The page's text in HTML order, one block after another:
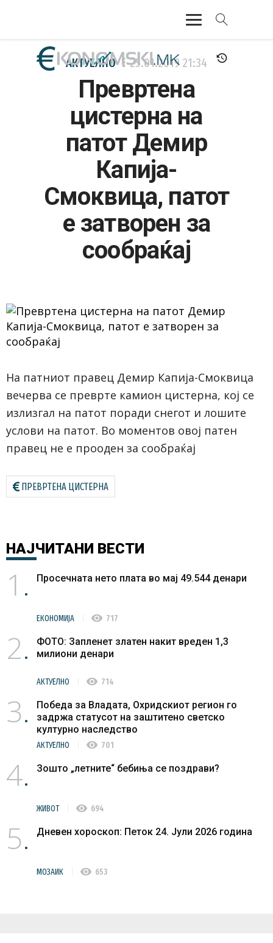
АКТУЕЛНО
ЕКОНОМИЈА
ФИНАНСИИ
БАНКАРСТВО
АКТУЕЛНО 25.01.2019 21:34
Превртена
цистерна на
патот Демир
Капија-
Смоквица, патот
е затворен за
сообраќај
На патниот правец Демир Капија-Смоквица
вечерва се преврте камион цистерна, кој се
излизгал на патот поради снегот и лошите
услови на патот. Во моментов овој патен
правец не е прооден за сообраќај
ПРЕВРТЕНА ЦИСТЕРНА
НАЈЧИТАНИ ВЕСТИ
1 Просечната нето плата во мај 49.544 денари
ЕКОНОМИЈА visibility 717
2
ФОТО: Запленет златен накит вреден 1,3
милиони денари
АКТУЕЛНО visibility 714
3
Победа за Владата, Охридскиот регион го
задржа статусот на заштитено светско
културно наследство
АКТУЕЛНО visibility 701
4 Зошто „летните“ бебиња се поздрави?
ЖИВОТ visibility 694
5 Дневен хороскоп: Петок 24. Јули 2026 година
МОЗАИК visibility 653